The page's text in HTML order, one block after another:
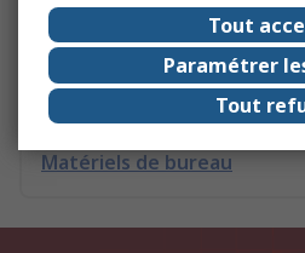
Sets de mesures
Matériels de bureau
Tout
Paramétrer
Tout